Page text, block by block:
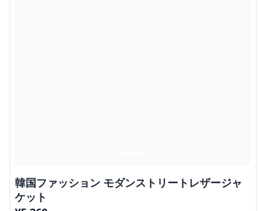
韓国ファッション モダンストリートレザージャ
ケット